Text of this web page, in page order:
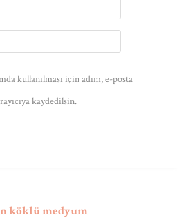
kullanılması için adım, e-posta
kaydedilsin.
köklü medyum